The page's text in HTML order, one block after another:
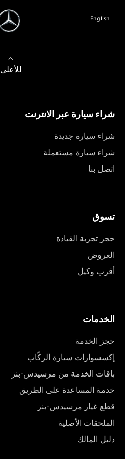
English
للأعلى
شراء سيارة عبر الانترنت
شراء سيارة جديدة
شراء سيارة مستعملة
اتصل بنا
تسوق
حجز تجربة القيادة
العروض
أقرب وكيل
الخدمات
حجز الخدمة
إكسسوارات سيارة الركّاب
باقات الخدمة من مرسيدس-بنز
خدمة المساعدة على الطريق
قطع غيار مرسيدس-بنز
الملحقات الأصلية
دليل المالك